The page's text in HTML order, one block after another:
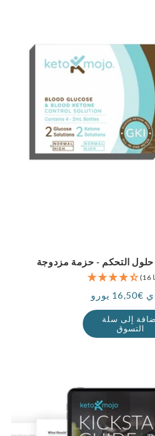
حلول التحكم - حزمة مزدوجة
سعر يورو
إلى سلة
التسوق